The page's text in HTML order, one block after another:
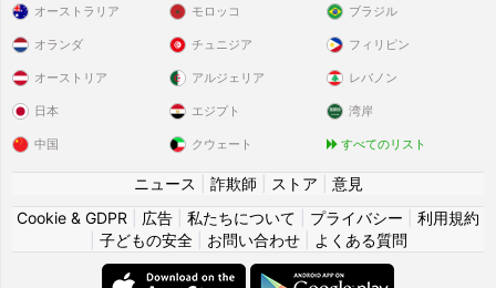
オーストラリア
オランダ
オーストリア
日本
中国
モロッコ
チュニジア
アルジェリア
エジプト
クウェート
ブラジル
フィリピン
レバノン
湾岸
すべてのリスト
ニュース 詐欺師 ストア
意見
Cookie & GDPR
広告 私たちについて プライバシー
利用規約
子どもの安全| お問い合わせ| よくある質問